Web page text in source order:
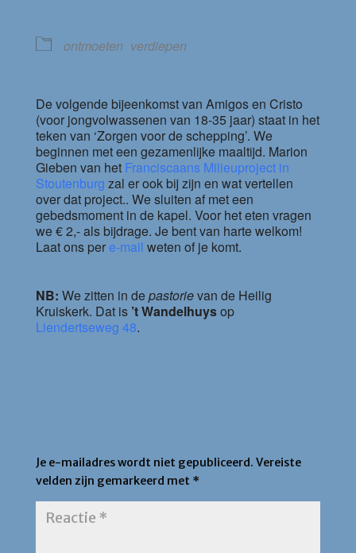
ontmoeten verdiepen
De volgende bijeenkomst van Amigos en Cristo
(voor jongvolwassenen van 18-35 jaar) staat in het
teken van ‘Zorgen voor de schepping’. We
beginnen met een gezamenlijke maaltijd. Marion
Gieben van het Franciscaans Milieuproject in
Stoutenburg zal er ook bij zijn en wat vertellen
over dat project.. We sluiten af met een
gebedsmoment in de kapel. Voor het eten vragen
we € 2,- als bijdrage. Je bent van harte welkom!
Laat ons per e-mail weten of je komt.
NB: We zitten in depastorievan de Heilig
Kruiskerk. Dat is ’t Wandelhuysop
Liendertseweg 48.
Je e-mailadres wordt niet gepubliceerd. Vereiste
velden zijn gemarkeerd met *